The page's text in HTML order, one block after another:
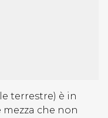
terrestre) è in
mezza che non